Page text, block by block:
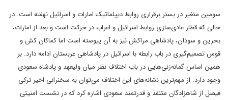
سومین متغیر در بستر برقراری روابط دیپلماتیک امارات و اسرائیل نهفته است. در
حالی که قطار عادی‌سازی روابط اسرائیل و اعراب در حرکت است و بعد از امارات،
بحرین و سودان، پادشاهی مراکش نیز به آن پیوسته است اما کماکان کش و
قوس تصمیم‌گیری در باب رابطه با اسرائیل در پادشاهی عربستان ادامه دارد. بر
همین اساس گمانه‌زنی‌هایی در باب اختلاف نظر میان ولیعهد و پادشاه سعودی
وجود دارد. از مهم‌ترین نشانه‌های این اختلاف می‌توان به سخنرانی اخیر ترکی
فیصل از شاهزادگان متنفذ و قدرتمند سعودی اشاره کرد که در نشست امنیتی